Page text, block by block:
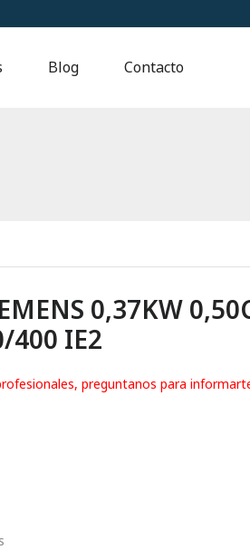
Blog Contacto
0,37KW
400 IE2
preguntanos para